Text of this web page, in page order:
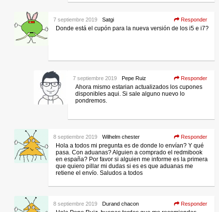
Satgi
7 septiembre 2019 Responder
Donde está el cupón para la nueva versión de los i5 e i7?
Pepe Ruiz
7 septiembre 2019 Responder
Ahora mismo estarian actualizados los cupones
disponibles aqui. Si sale alguno nuevo lo
pondremos.
Wilhelm chester
8 septiembre 2019 Responder
Hola a todos mi pregunta es de donde lo envían? Y qué
pasa. Con aduanas? Alguien a comprado el redmibook
en españa? Por favor si alguien me informe es la primera
que quiero pillar mi dudas si es es que aduanas me
retiene el envío. Saludos a todos
Durand chacon
8 septiembre 2019 Responder